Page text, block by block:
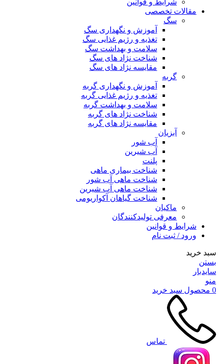
شرایط و قوانین
مقالات تخصصی
سگ
آموزش و نگهداری سگ
تغذیه و رژیم غذایی سگ
سلامت و بهداشت سگ
شناخت نژاد های سگ
مقایسه نژاد های سگ
گربه
آموزش و نگهداری گربه
تغذیه و رژیم غذایی گربه
سلامت و بهداشت گربه
شناخت نژاد های گربه
مقایسه نژاد های گربه
آبزیان
آب شور
آب شیرین
پلنت
شناخت بیماری ماهی
شناخت ماهی آب شور
شناخت ماهی آب شیرین
شناخت گیاهان آکواریومی
ماکیان
معرفی تولیدکنندگان
شرایط و قوانین
ورود / ثبت نام
سبد خرید
بستن
سایدبار
منو
0 محصول سبد خرید
تماس